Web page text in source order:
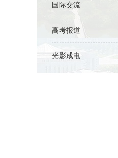
国际交流
高考报道
光影成电